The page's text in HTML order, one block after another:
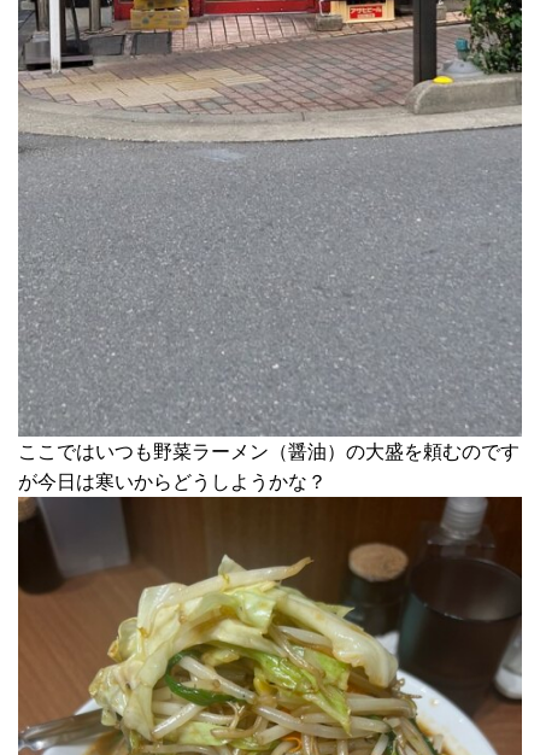
ここではいつも野菜ラーメン（醤油）の大盛を頼むのです
が今日は寒いからどうしようかな？